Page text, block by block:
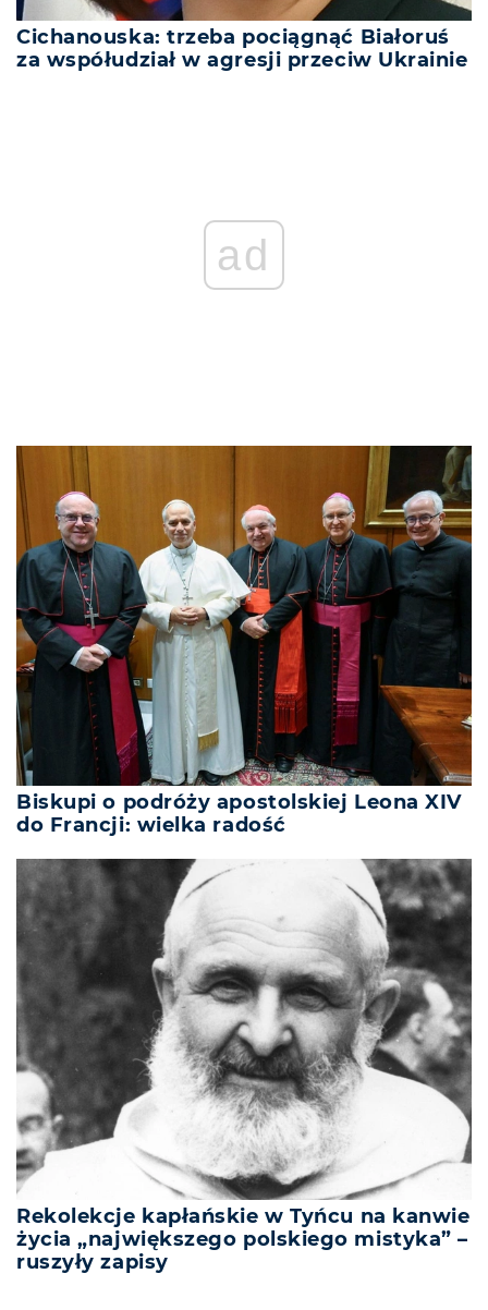
Cichanouska: trzeba pociągnąć Białoruś
za współudział w agresji przeciw Ukrainie
ad
Biskupi o podróży apostolskiej Leona XIV
do Francji: wielka radość
Rekolekcje kapłańskie w Tyńcu na kanwie
życia „największego polskiego mistyka” –
ruszyły zapisy